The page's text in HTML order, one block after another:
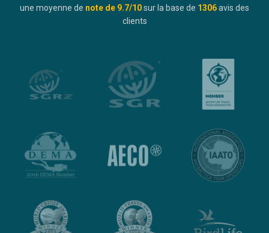
une moyenne de note de 9.7/10sur la base de 1306avis des
clients